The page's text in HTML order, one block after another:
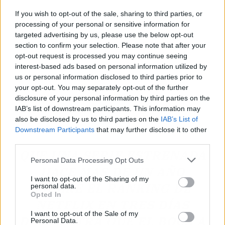
If you wish to opt-out of the sale, sharing to third parties, or
processing of your personal or sensitive information for
targeted advertising by us, please use the below opt-out
section to confirm your selection. Please note that after your
opt-out request is processed you may continue seeing
interest-based ads based on personal information utilized by
us or personal information disclosed to third parties prior to
your opt-out. You may separately opt-out of the further
disclosure of your personal information by third parties on the
IAB’s list of downstream participants. This information may
also be disclosed by us to third parties on the IAB’s List of
Downstream Participants that may further disclose it to other
Personal Data Processing Opt Outs
I want to opt-out of the Sharing of my
personal data.
Opted In
I want to opt-out of the Sale of my
Personal Data.
QUE UNA SERIE ESTRENADA
LIDERE EL RANKING DE
DEMUESTRA QUE EL BOCA A